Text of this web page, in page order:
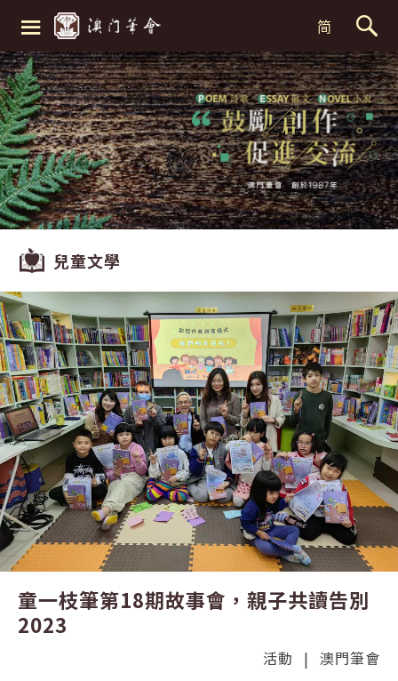
≡ 简
兒童文學
童一枝筆第18期故事會，親子共讀告別
2023
活動 | 澳門筆會